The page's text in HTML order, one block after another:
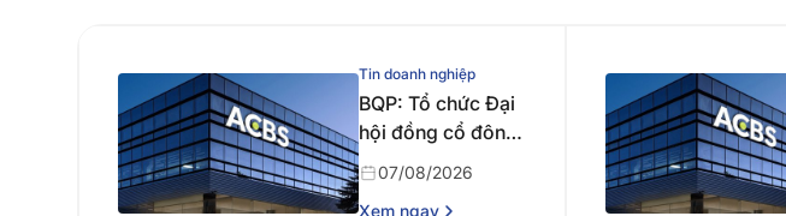
Tin doanh nghiệp
BQP: Tổ chức Đại
hội đồng cổ đông
thường niên năm
2026
07/08/2026
Xem ngay